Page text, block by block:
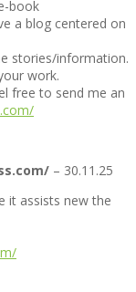
book
a blog centered on
stories/information.
work.
free to send me an
– 30.11.25
it assists new the